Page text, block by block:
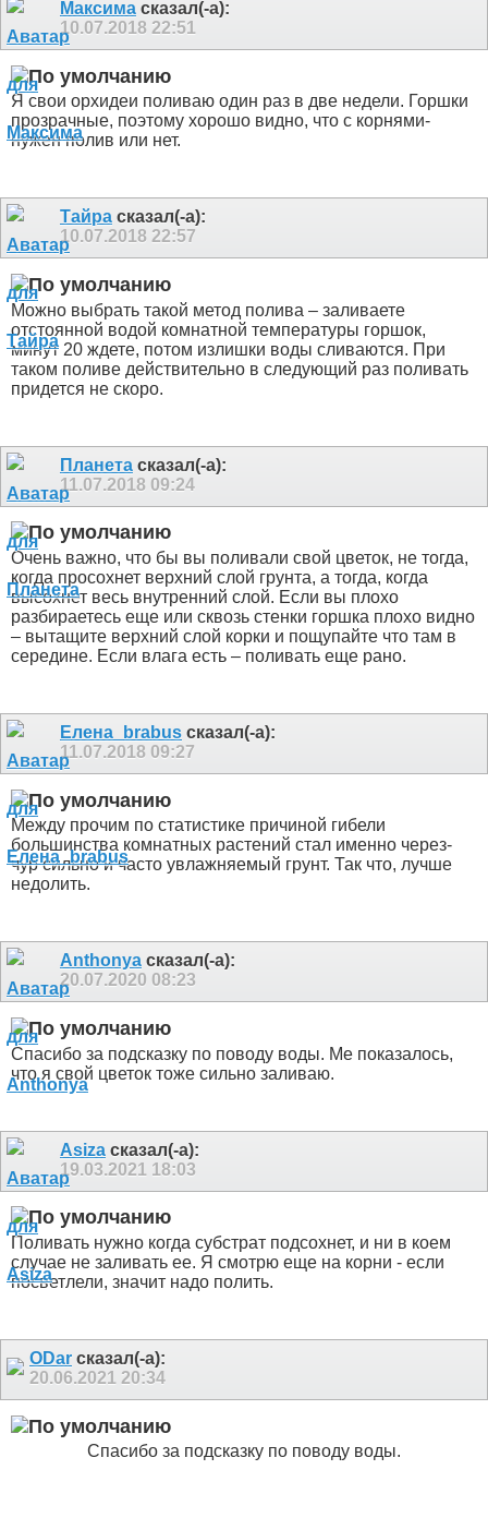
Максима сказал(-а):
10.07.2018 22:51
Я свои орхидеи поливаю один раз в две недели. Горшки
прозрачные, поэтому хорошо видно, что с корнями-
нужен полив или нет.
Тайра сказал(-а):
10.07.2018 22:57
Можно выбрать такой метод полива – заливаете
отстоянной водой комнатной температуры горшок,
минут 20 ждете, потом излишки воды сливаются. При
таком поливе действительно в следующий раз поливать
придется не скоро.
Планета сказал(-а):
11.07.2018 09:24
Очень важно, что бы вы поливали свой цветок, не тогда,
когда просохнет верхний слой грунта, а тогда, когда
высохнет весь внутренний слой. Если вы плохо
разбираетесь еще или сквозь стенки горшка плохо видно
– вытащите верхний слой корки и пощупайте что там в
середине. Если влага есть – поливать еще рано.
Елена_brabus сказал(-а):
11.07.2018 09:27
Между прочим по статистике причиной гибели
большинства комнатных растений стал именно через-
чур сильно и часто увлажняемый грунт. Так что, лучше
недолить.
Anthonya сказал(-а):
20.07.2020 08:23
Спасибо за подсказку по поводу воды. Ме показалось,
что я свой цветок тоже сильно заливаю.
Asiza сказал(-а):
19.03.2021 18:03
Поливать нужно когда субстрат подсохнет, и ни в коем
случае не заливать ее. Я смотрю еще на корни - если
посветлели, значит надо полить.
ODar сказал(-а):
20.06.2021 20:34
Спасибо за подсказку по поводу воды.